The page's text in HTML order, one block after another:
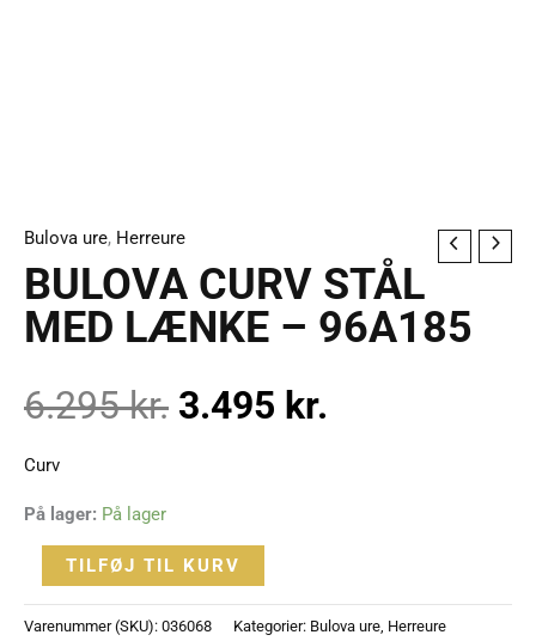
Bulova ure, Herreure
BULOVA CURV STÅL
MED LÆNKE – 96A185
6.295kr.
Den
oprindelige
pris
6.295 kr..
3.495 kr.
Den
aktuelle
Curv
På lager: På lager
BULOVA
CURV
STÅL
MED
-
antal
TILFØJ TIL KURV
Varenummer (SKU): 036068 Kategorier: Bulova ure, Herreure